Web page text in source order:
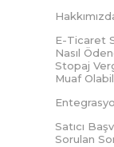
E-Ticaret
Nasıl
Stopaj
Muaf
Satıcı
Sorulan